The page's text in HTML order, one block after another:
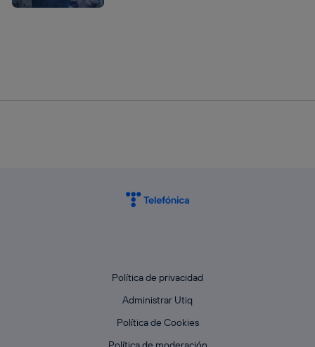
Política de privacidad
Administrar Utiq
Política de Cookies